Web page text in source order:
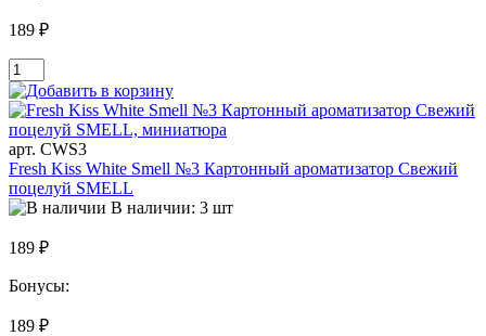
189 ₽
арт. CWS3
Fresh Kiss White Smell №3 Картонный ароматизатор Свежий
поцелуй SMELL
В наличии: 3 шт
189 ₽
Бонусы:
189 ₽